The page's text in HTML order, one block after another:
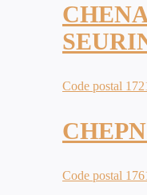
Code postal
Code postal